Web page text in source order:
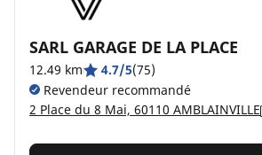
SARL GARAGE DE LA PLACE
12.49 km 4.7/5(75)
Revendeur recommandé
2 Place du 8 Mai, 60110 AMBLAINVILLE